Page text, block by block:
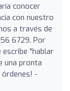
conocer
con nuestro
a través de
6729. Por
"hablar
una pronta
órdenes! -